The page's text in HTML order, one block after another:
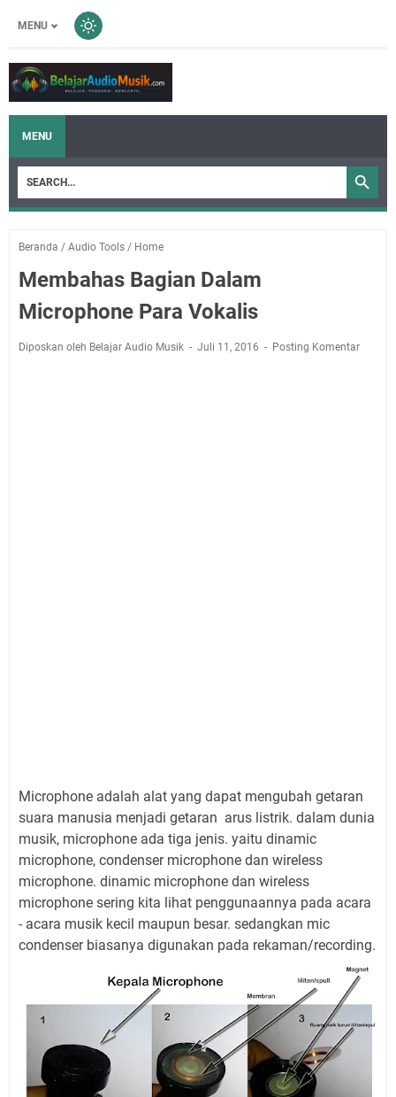
MENU
MENU
Beranda / Audio Tools / Home
Membahas Bagian Dalam
Microphone Para Vokalis
Diposkan oleh Belajar Audio Musik Juli 11, 2016 Posting Komentar
Microphone adalah alat yang dapat mengubah getaran
suara manusia menjadi getaran arus listrik. dalam dunia
musik, microphone ada tiga jenis. yaitu dinamic
microphone, condenser microphone dan wireless
microphone. dinamic microphone dan wireless
microphone sering kita lihat penggunaannya pada acara
- acara musik kecil maupun besar. sedangkan mic
condenser biasanya digunakan pada rekaman/recording.